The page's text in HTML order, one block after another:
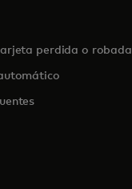
perdida o robada